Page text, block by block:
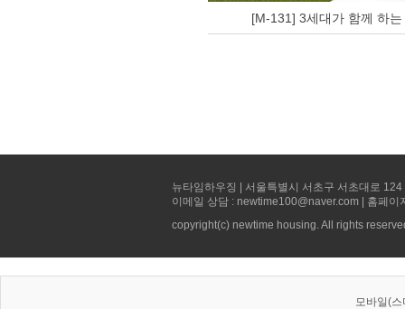
[M-131] 3세대가 함께 하
뉴타임하우징 | 서울특별시 서초구 서초대로
이메일 상담 : newtime100@naver.com | 홈페
copyright(c) newtime housing. All rights
모바일(